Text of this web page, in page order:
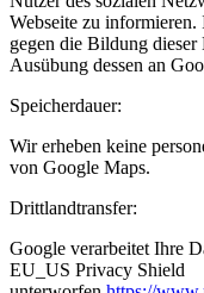
Webseite zu informieren.
gegen die Bildung
Ausübung dessen an
Speicherdauer:
Wir erheben keine
von Google Maps.
Drittlandtransfer:
Google verarbeitet Ihre
EU_US Privacy Shield